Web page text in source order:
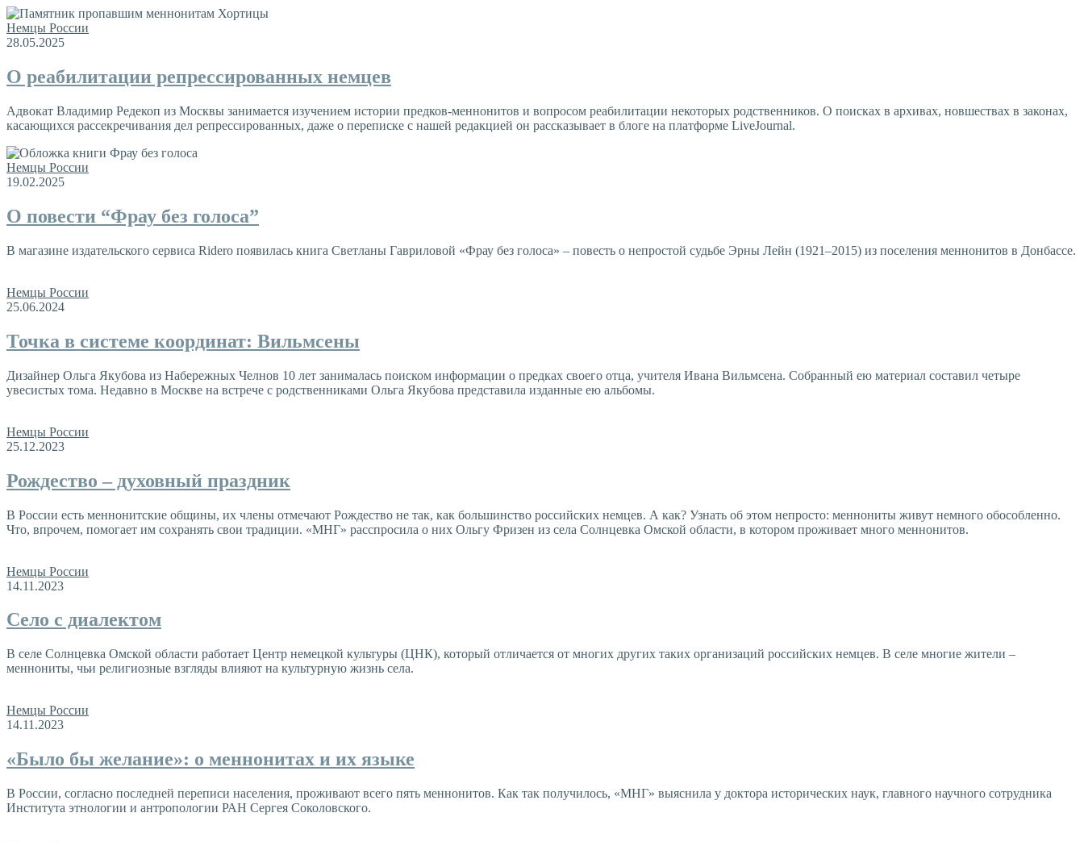
Немцы России
28.05.2025
О реабилитации репрессированных немцев
Адвокат Владимир Редекоп из Москвы занимается изучением истории предков-меннонитов и вопросом реабилитации некоторых родственников. О поисках в архивах, новшествах в законах,
касающихся рассекречивания дел репрессированных, даже о переписке с нашей редакцией он рассказывает в блоге на платформе LiveJournal.
Немцы России
19.02.2025
О повести “Фрау без голоса”
В магазине издательского сервиса Ridero появилась книга Светланы Гавриловой «Фрау без голоса» – повесть о непростой судьбе Эрны Лейн (1921–2015) из поселения меннонитов в Донбассе.
Немцы России
25.06.2024
Точка в системе координат: Вильмсены
Дизайнер Ольга Якубова из Набережных Челнов 10 лет занималась поиском информации о предках своего отца, учителя Ивана Вильмсена. Собранный ею материал составил четыре
увесистых тома. Недавно в Москве на встрече с родственниками Ольга Якубова представила изданные ею альбомы.
Немцы России
25.12.2023
Рождество – духовный праздник
В России есть меннонитские общины, их члены отмечают Рождество не так, как большинство российских немцев. А как? Узнать об этом непросто: меннониты живут немного обособленно.
Что, впрочем, помогает им сохранять свои традиции. «МНГ» расспросила о них Ольгу Фризен из села Солнцевка Омской области, в котором проживает много меннонитов.
Немцы России
14.11.2023
Село с диалектом
В селе Солнцевка Омской области работает Центр немецкой культуры (ЦНК), который отличается от многих других таких организаций российских немцев. В селе многие жители –
меннониты, чьи религиозные взгляды влияют на культурную жизнь села.
Немцы России
14.11.2023
«Было бы желание»: о меннонитах и их языке
В России, согласно последней переписи населения, проживают всего пять меннонитов. Как так получилось, «МНГ» выяснила у доктора исторических наук, главного научного сотрудника
Института этнологии и антропологии РАН Сергея Соколовского.